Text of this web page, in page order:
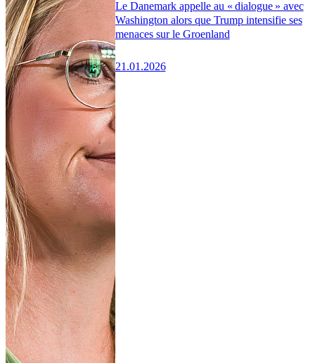
Le Danemark appelle au « dialogue » avec
Washington alors que Trump intensifie ses
menaces sur le Groenland
21.01.2026